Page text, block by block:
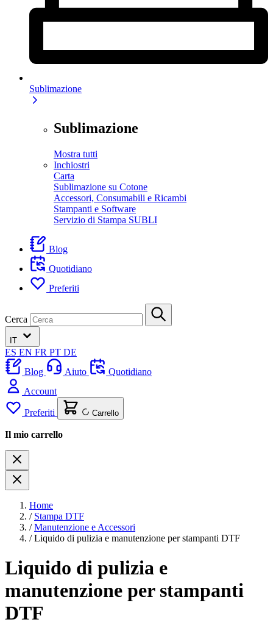
Sublimazione
Sublimazione
Mostra tutti
Inchiostri
Carta
Sublimazione su Cotone
Accessori, Consumabili e Ricambi
Stampanti e Software
Servizio di Stampa SUBLI
Blog
Quotidiano
Preferiti
Cerca
IT
ES EN FR PT DE
Blog
Aiuto
Quotidiano
Account
Preferiti Carrello
Il mio carrello
Home
/ Stampa DTF
/ Manutenzione e Accessori
/ Liquido di pulizia e manutenzione per stampanti DTF
Liquido di pulizia e
manutenzione per stampanti
DTF